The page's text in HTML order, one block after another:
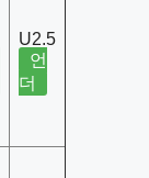
U2.5
언
더